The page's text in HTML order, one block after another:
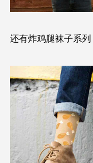
还有炸鸡腿袜子系列